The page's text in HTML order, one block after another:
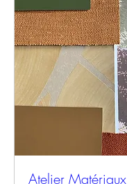
Atelier Matériaux